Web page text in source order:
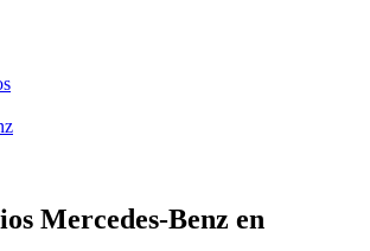
Mercedes-Benz en